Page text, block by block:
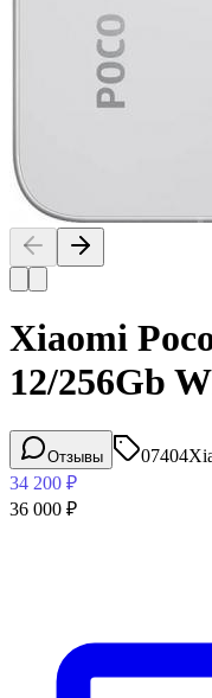
Xiaomi
12/256Gb
Отзывы 07404
34 200 ₽
36 000 ₽